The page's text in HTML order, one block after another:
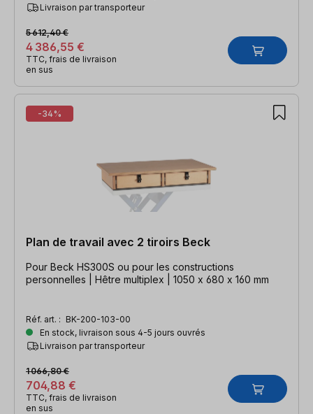
Livraison par transporteur
4 386,55 €
5 612,40 €
TTC, frais de livraison
en sus
-34%
Plan de travail avec 2 tiroirs Beck
Pour Beck HS300S ou pour les constructions
personnelles | Hêtre multiplex | 1050 x 680 x 160 mm
Réf. art. : BK-200-103-00
En stock, livraison sous 4-5 jours ouvrés
Livraison par transporteur
704,88 €
1 066,80 €
TTC, frais de livraison
en sus